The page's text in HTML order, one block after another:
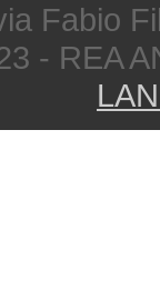
Fabio
- REA